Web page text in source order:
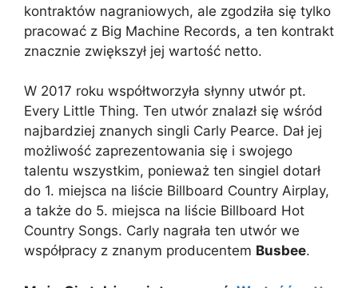
kontraktów nagraniowych, ale zgodziła się tylko
pracować z Big Machine Records, a ten kontrakt
znacznie zwiększył jej wartość netto.
W 2017 roku współtworzyła słynny utwór pt.
Every Little Thing. Ten utwór znalazł się wśród
najbardziej znanych singli Carly Pearce. Dał jej
możliwość zaprezentowania się i swojego
talentu wszystkim, ponieważ ten singiel dotarł
do 1. miejsca na liście Billboard Country Airplay,
a także do 5. miejsca na liście Billboard Hot
Country Songs. Carly nagrała ten utwór we
współpracy z znanym producentem Busbee.